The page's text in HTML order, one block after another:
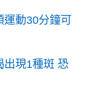
動30分鐘可
出現1種斑 恐